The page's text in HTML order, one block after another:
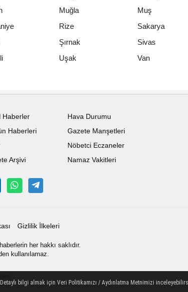
Muğla
Muş
Rize
Sakarya
Şırnak
Sivas
Uşak
Van
Haberler
Haberleri
Arşivi
Hava Durumu
Gazete Manşetleri
Nöbetci Eczaneler
Namaz Vakitleri
Gizlilik İlkeleri
her hakkı saklıdır.
kullanılamaz.
bilgi almak için Veri Politikamızı / Aydınlatma Metnimizi